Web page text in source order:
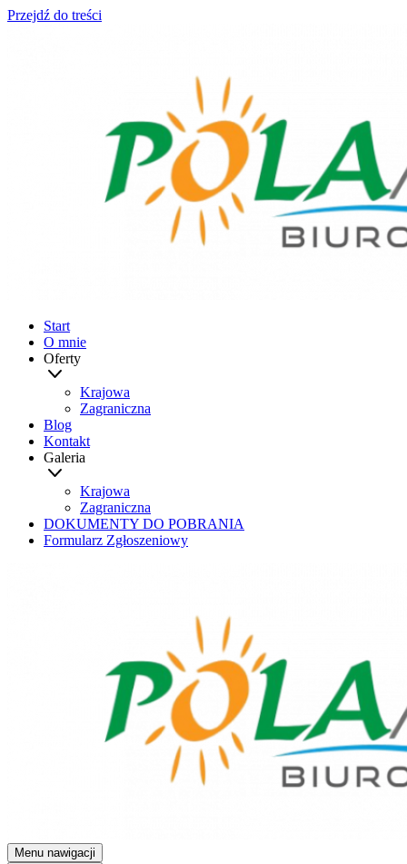
Przejdź do treści
Start
O mnie
Oferty
Krajowa
Zagraniczna
Blog
Kontakt
Galeria
Krajowa
Zagraniczna
DOKUMENTY DO POBRANIA
Formularz Zgłoszeniowy
Menu nawigacji